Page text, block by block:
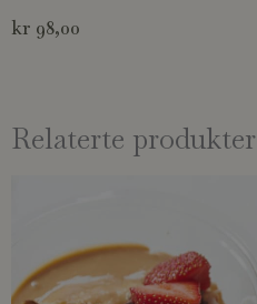
kr 98,00
Relaterte produkter